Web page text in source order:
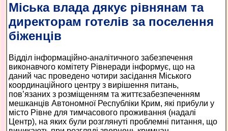
Міська влада дякує рівнянам та
директорам готелів за поселення
біженців
Відділ інформаційно-аналітичного забезпечення
виконавчого комітету Рівнеради інформує, що на
даний час проведено чотири засідання Міського
координаційного центру з вирішення питань,
пов’язаних з розміщенням та життєзабезпеченням
мешканців Автономної Республіки Крим, які прибули у
місто Рівне для тимчасового проживання (надалі
Центр), на яких були розглянуті проблемні питання, що